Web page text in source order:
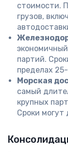
стоимости.
грузов,
партий.
пределах
Морская
самый
крупных
Сроки могут